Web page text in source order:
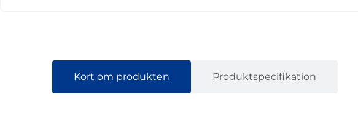
Kort om produkten Produktspecifikation